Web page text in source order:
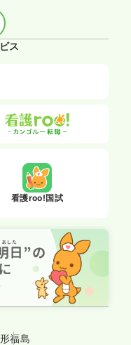
ス
看護roo!国試
福島